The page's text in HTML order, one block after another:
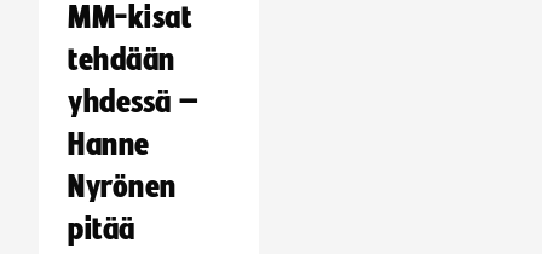
MM-kisat
tehdään
yhdessä –
Hanne
Nyrönen
pitää